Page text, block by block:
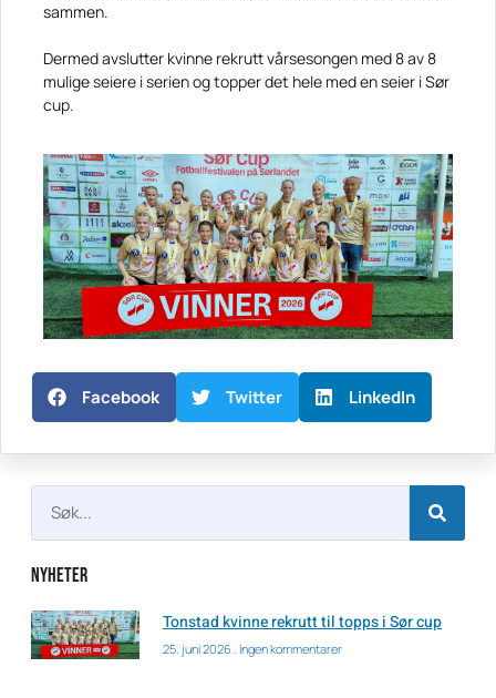
sammen.
Dermed avslutter kvinne rekrutt vårsesongen med 8 av 8
mulige seiere i serien og topper det hele med en seier i Sør
cup.
Facebook Twitter LinkedIn
Nyheter
Tonstad kvinne rekrutt til topps i Sør cup
25. juni 2026 Ingen kommentarer